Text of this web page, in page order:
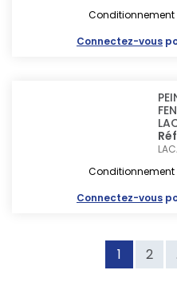
Conditionnement
Connectez-vous
Conditionnement
Connectez-vous
1 2